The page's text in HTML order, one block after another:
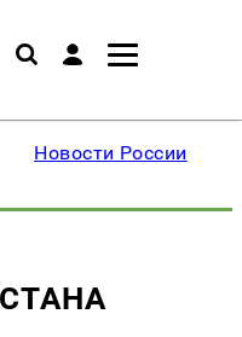
Новости России